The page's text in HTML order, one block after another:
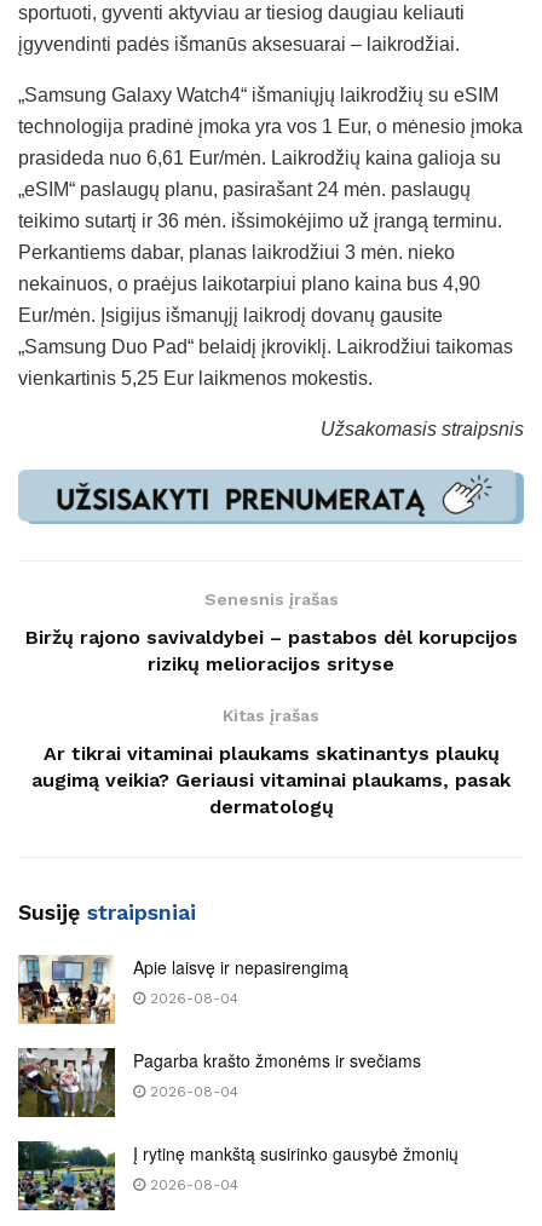
sportuoti, gyventi aktyviau ar tiesiog daugiau keliauti
įgyvendinti padės išmanūs aksesuarai – laikrodžiai.
„Samsung Galaxy Watch4“ išmaniųjų laikrodžių su eSIM
technologija pradinė įmoka yra vos 1 Eur, o mėnesio įmoka
prasideda nuo 6,61 Eur/mėn. Laikrodžių kaina galioja su
„eSIM“ paslaugų planu, pasirašant 24 mėn. paslaugų
teikimo sutartį ir 36 mėn. išsimokėjimo už įrangą terminu.
Perkantiems dabar, planas laikrodžiui 3 mėn. nieko
nekainuos, o praėjus laikotarpiui plano kaina bus 4,90
Eur/mėn. Įsigijus išmanųjį laikrodį dovanų gausite
„Samsung Duo Pad“ belaidį įkroviklį. Laikrodžiui taikomas
vienkartinis 5,25 Eur laikmenos mokestis.
Užsakomasis straipsnis
Senesnis įrašas
Biržų rajono savivaldybei – pastabos dėl korupcijos
rizikų melioracijos srityse
Kitas įrašas
Ar tikrai vitaminai plaukams skatinantys plaukų
augimą veikia? Geriausi vitaminai plaukams, pasak
dermatologų
Susiję straipsniai
Apie laisvę ir nepasirengimą
2026-08-04
Pagarba krašto žmonėms ir svečiams
2026-08-04
Į rytinę mankštą susirinko gausybė žmonių
2026-08-04